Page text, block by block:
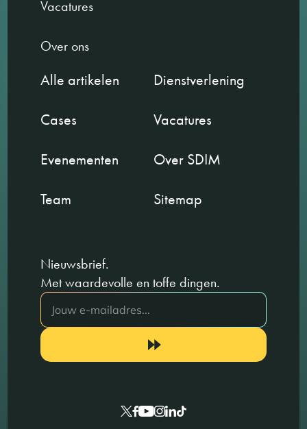
Vacatures
Over ons
Alle artikelen
Dienstverlening
Cases
Vacatures
Evenementen
Over SDIM
Team
Sitemap
Nieuwsbrief.
Met waardevolle en toffe dingen.